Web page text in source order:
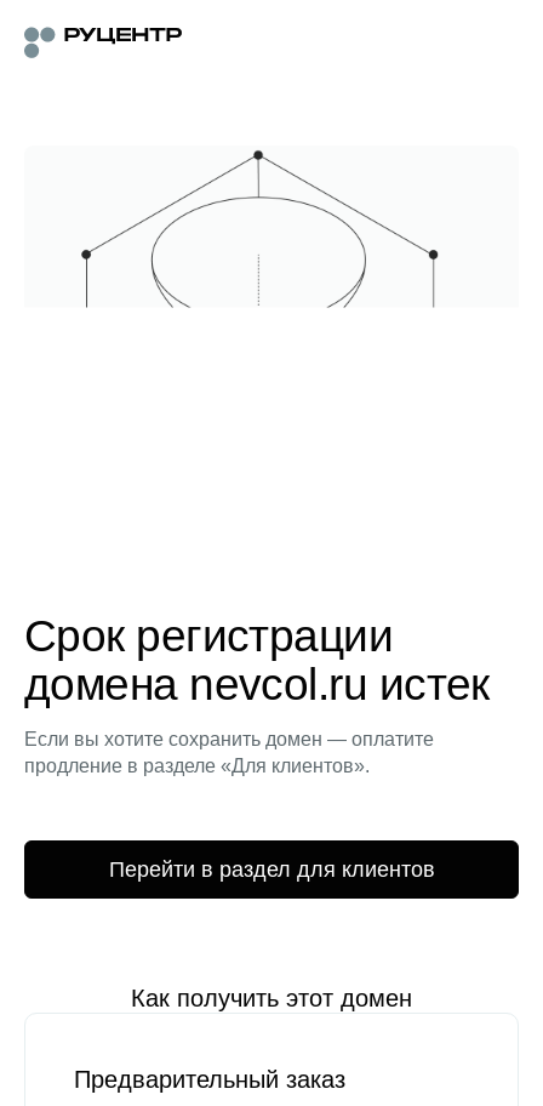
Срок регистрации
домена nevcol.ru истек
Если вы хотите сохранить домен — оплатите
продление в разделе «Для клиентов».
Перейти в раздел для клиентов
Как получить этот домен
Предварительный заказ